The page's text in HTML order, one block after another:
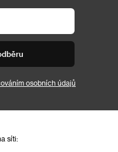
osobních údajů
síti: